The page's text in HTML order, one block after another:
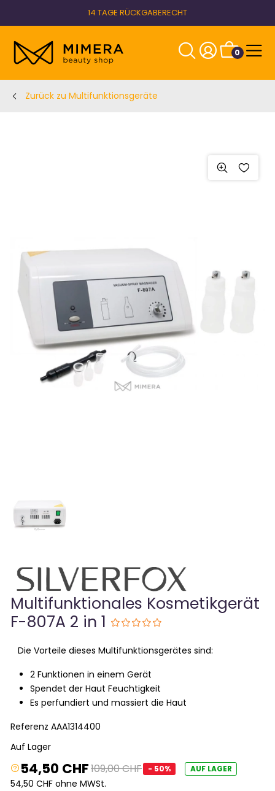
14 TAGE RÜCKGABERECHT
0
Zurück zu Multifunktionsgeräte
Multifunktionales Kosmetikgerät
F-807A 2 in 1
Die Vorteile dieses Multifunktionsgerätes sind:
2 Funktionen in einem Gerät
Spendet der Haut Feuchtigkeit
Es perfundiert und massiert die Haut
ReferenzAAA1314400
Auf Lager
54,50 CHF109,00 CHF - 50% AUF LAGER
54,50 CHF ohne MWSt.